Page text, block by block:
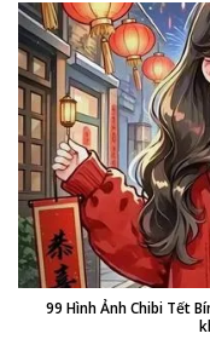
99 Hình Ảnh Chibi Tết